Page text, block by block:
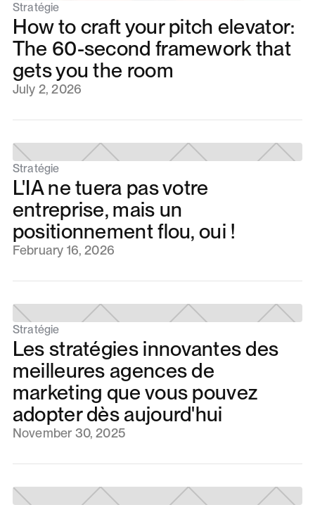
Stratégie
How to craft your pitch elevator:
The 60-second framework that
gets you the room
July 2, 2026
Stratégie
L'IA ne tuera pas votre
entreprise, mais un
positionnement flou, oui !
February 16, 2026
Stratégie
Les stratégies innovantes des
meilleures agences de
marketing que vous pouvez
adopter dès aujourd'hui
November 30, 2025